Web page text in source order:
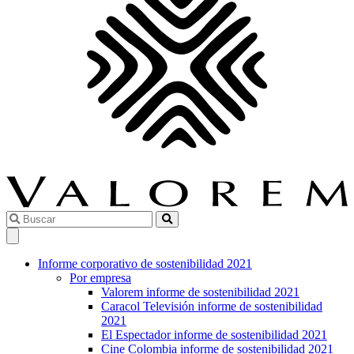
Informe corporativo de sostenibilidad 2021
Por empresa
Valorem informe de sostenibilidad 2021
Caracol Televisión informe de sostenibilidad
2021
El Espectador informe de sostenibilidad 2021
Cine Colombia informe de sostenibilidad 2021